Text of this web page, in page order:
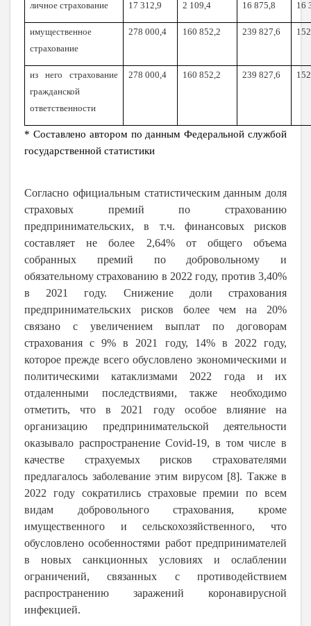
личное страхование 17 312,9 2 109,4 16 875,8 16
имущественное
страхование
278 000,4 160 852,2 239 827,6
из него страхование
гражданской
ответственности
278 000,4 160 852,2 239 827,6
* Составлено автором по данным Федеральной службой
государственной статистики
Согласно официальным статистическим данным доля
страховых премий по страхованию
предпринимательских, в т.ч. финансовых рисков
составляет не более 2,64% от общего объема
собранных премий по добровольному и
обязательному страхованию в 2022 году, против 3,40%
в 2021 году. Снижение доли страхования
предпринимательских рисков более чем на 20%
связано с увеличением выплат по договорам
страхования с 9% в 2021 году, 14% в 2022 году,
которое прежде всего обусловлено экономическими и
политическими катаклизмами 2022 года и их
отдаленными последствиями, также необходимо
отметить, что в 2021 году особое влияние на
организацию предпринимательской деятельности
оказывало распространениеCovid-19, в том числе в
качестве страхуемых рисков страхователями
предлагалось заболевание этим вирусом [8]. Также в
2022 году сократились страховые премии по всем
видам добровольного страхования, кроме
имущественного и сельскохозяйственного, что
обусловлено особенностями работ предпринимателей
в новых санкционных условиях и ослаблении
ограничений, связанных с противодействием
распространению заражений коронавирусной
инфекцией.